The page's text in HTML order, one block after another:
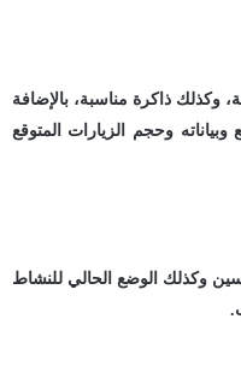
ذاكرة مناسبة، بالإضافة
وحجم الزيارات المتوقع
وكذلك الوضع الحالي للنشاط